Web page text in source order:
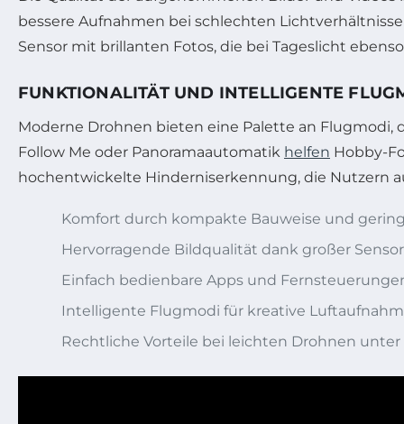
bessere Aufnahmen bei schlechten
Sensor mit brillanten Fotos, die bei Tageslicht
FUNKTIONALITÄT UND INTELLIGENTE
Moderne Drohnen bieten eine Palette an
Follow Me oder Panoramaautomatik helfen Hobby-
hochentwickelte Hinderniserkennung, die Nutzern
Komfort durch kompakte Bauweise und
Hervorragende Bildqualität dank großer
Einfach bedienbare Apps und
Intelligente Flugmodi für kreative
Rechtliche Vorteile bei leichten Drohnen unter